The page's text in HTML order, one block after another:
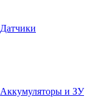
Датчики
Аккумуляторы и ЗУ